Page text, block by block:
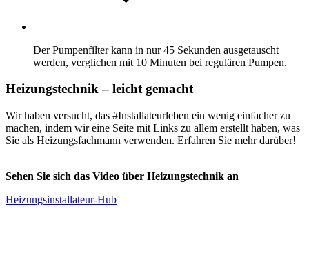
Der Pumpenfilter kann in nur 45 Sekunden ausgetauscht
werden, verglichen mit 10 Minuten bei regulären Pumpen.
Heizungstechnik – leicht gemacht
Wir haben versucht, das #Installateurleben ein wenig einfacher zu
machen, indem wir eine Seite mit Links zu allem erstellt haben, was
Sie als Heizungsfachmann verwenden. Erfahren Sie mehr darüber!
Sehen Sie sich das Video über Heizungstechnik an
Heizungsinstallateur-Hub